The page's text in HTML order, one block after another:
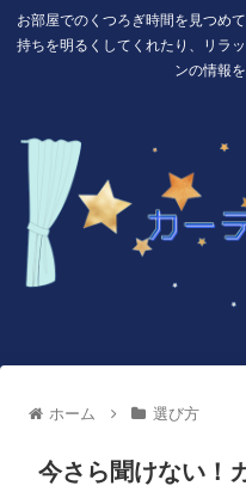
お部屋でのくつろぎ時間を見つめ
持ちを明るくしてくれたり、リラ
ンの情報
ホーム 選び方
今さら聞けない！